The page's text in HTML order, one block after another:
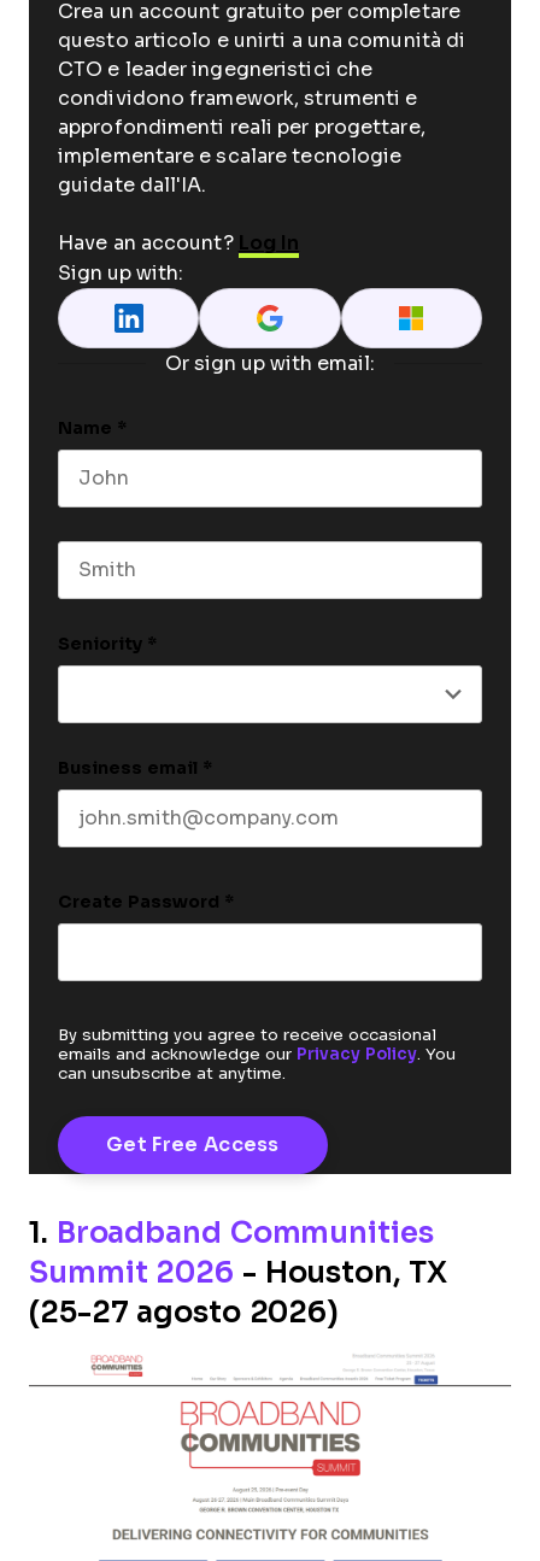
Crea un account gratuito per completare
questo articolo e unirti a una comunità di
CTO e leader ingegneristici che
condividono framework, strumenti e
approfondimenti reali per progettare,
implementare e scalare tecnologie
guidate dall'IA.
Have an account? Log In
Sign up with:
Or sign up with email:
Name *
Seniority *
Business email *
Create Password *
By submitting you agree to receive occasional
emails and acknowledge our Privacy Policy. You
can unsubscribe at anytime.
1. Broadband Communities
Summit 2026 - Houston, TX
(25-27 agosto 2026)